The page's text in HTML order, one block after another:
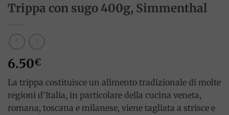
Trippa con sugo 400g, Simmenthal
6.50€
La trippa costituisce un alimento tradizionale di molte
regioni d’Italia, in particolare della cucina veneta,
romana, toscana e milanese, viene tagliata a strisce e